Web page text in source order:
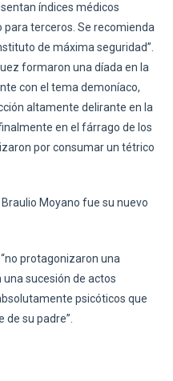
índices médicos
para terceros. Se recomienda
de máxima seguridad”.
formaron una díada en la
con el tema demoníaco,
altamente delirante en la
en el fárrago de los
por consumar un tétrico
Moyano fue su nuevo
protagonizaron una
sucesión de actos
psicóticos que
su padre”.